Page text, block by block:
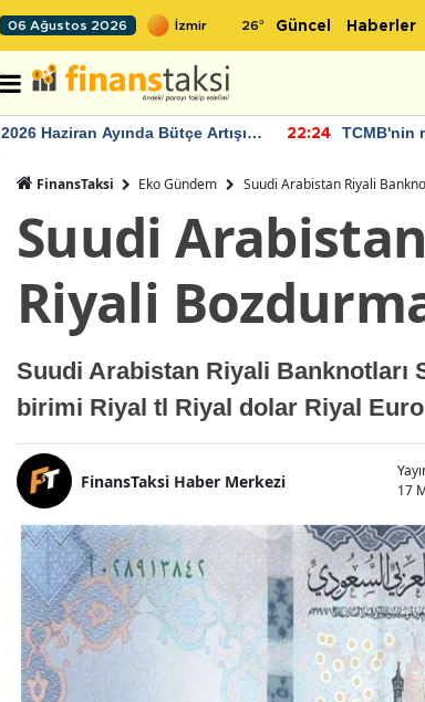
06 Ağustos 2026 26° Güncel Haberler
2026 Haziran Ayında Bütçe Artışı
22:24
TCMB'nin
FinansTaksi Eko Gündem Suudi Arabistan Riyali
Suudi
Riyali
Suudi Arabistan Riyali Banknotları
birimi Riyal tl Riyal dolar Riyal
FinansTaksi Haber Merkezi
17